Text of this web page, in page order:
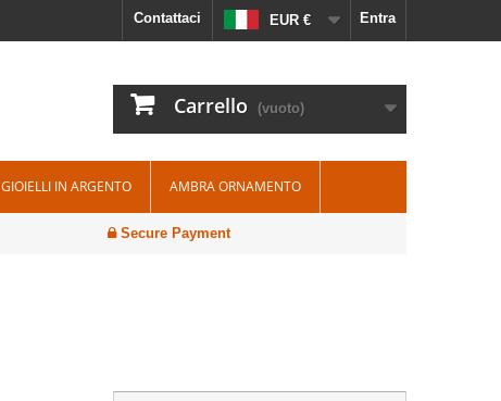
Entra
EUR €
Contattaci
Carrello (vuoto)
GIOIELLI IN ARGENTO AMBRA ORNAMENTO
Secure Payment